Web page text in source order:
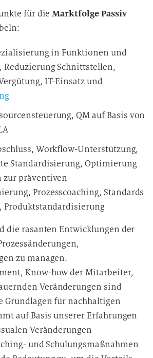
für dieMarktfolge Passiv
in Funktionen und
Reduzierung Schnittstellen,
IT-Einsatz und
QM auf Basis von
Workflow-Unterstützung,
Standardisierung, Optimierung
präventiven
Prozesscoaching, Standards
Produktstandardisierung
die rasanten Entwicklungen der
zu managen.
Know-how der Mitarbeiter,
Veränderungen sind
Grundlagen für nachhaltigen
auf Basis unserer Erfahrungen
Veränderungen
und Schulungsmaßnahmen